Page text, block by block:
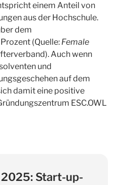
einem Anteil von
aus der Hochschule.
dem
(Quelle: Female
Auch wenn
und
auf dem
damit eine positive
ESC.OWL
Start-up-